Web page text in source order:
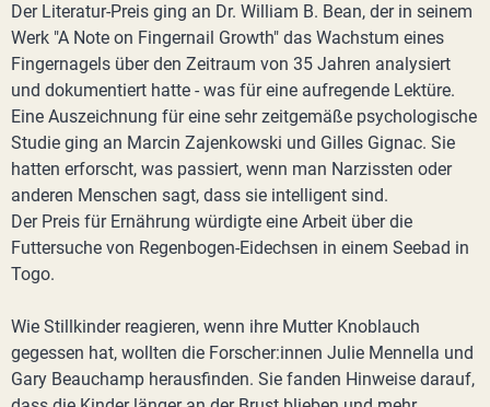
Der Literatur-Preis ging an Dr. William B. Bean, der in seinem
Werk "A Note on Fingernail Growth" das Wachstum eines
Fingernagels über den Zeitraum von 35 Jahren analysiert
und dokumentiert hatte - was für eine aufregende Lektüre.
Eine Auszeichnung für eine sehr zeitgemäße psychologische
Studie ging an Marcin Zajenkowski und Gilles Gignac. Sie
hatten erforscht, was passiert, wenn man Narzissten oder
anderen Menschen sagt, dass sie intelligent sind.
Der Preis für Ernährung würdigte eine Arbeit über die
Futtersuche von Regenbogen-Eidechsen in einem Seebad in
Togo.
Wie Stillkinder reagieren, wenn ihre Mutter Knoblauch
gegessen hat, wollten die Forscher:innen Julie Mennella und
Gary Beauchamp herausfinden. Sie fanden Hinweise darauf,